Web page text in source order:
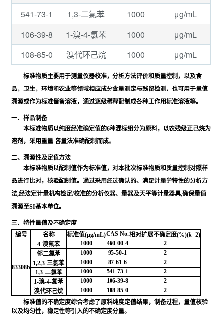
541-73-1 1,3-二氯苯 1000
μg/mL
106-39-8
1-溴-4-氯苯 1000
μg/mL
108-85-0
溴代环己烷 1000 μg/mL
标准物质主要用于测量仪器校准，分析方法评价和质量控制，以及食
品，卫生，环境和农业等领域相应成分含量测定与残留检测，也可用于量值
溯源或作为标准储备溶液，通过逐级稀释配制成各种工作用标准溶液等。
一、样品制备
本标准物质以纯度经准确定值的6种混标组分为原料，以农残级正己烷为
溶剂，采用重量-容量法准确配制而成。
二、溯源性及定值方法
本标准物质以配制值作为标准值，对本批次标准物质和质量控制对照样
品进行比对，核验配制值。通过采用经过确认的、满足计量学特性的分析方
法,经法定计量机构检定/校准的分析仪器、量器及天平等计量器具,确保量值
溯源至SI基本单位。
三、特性量值及不确定度
编号
名称 标准值(μg/mL)CAS No.相对扩展不确定度(%)(k=2)
83308b
4-溴氟苯 1000 460-00-4
2
邻二氯苯
1000 95-50-1
2
1,2,3-三氯苯
1000 87-61-6
2
1,3-二氯苯
1000 541-73-1
2
1-溴-4-氯苯
1000 106-39-8
2
溴代环己烷
1000 108-85-0
2
标准值的不确定度综合考虑了原料纯度定值结果，制备过程，量值核验
以及均匀性，稳定性等引入的不确定度分量。